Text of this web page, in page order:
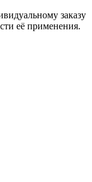
заказу
её применения.